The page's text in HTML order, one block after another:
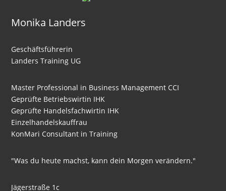
Monika Landers
Geschäftsführerin
Landers Training UG
Master Professional in Business Management CCI
Geprüfte Betriebswirtin IHK
Geprüfte Handelsfachwirtin IHK
Einzelhandelskauffrau
KonMari Consultant in Training
"Was du heute machst, kann dein Morgen verändern."
Jägerstraße 1c